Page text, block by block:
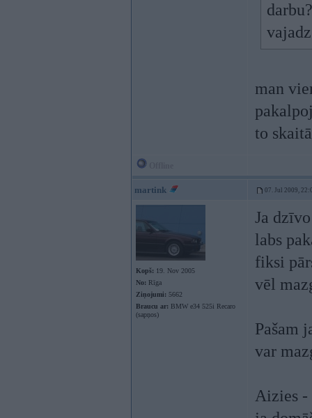
man
to skaitā
martink 07. Jul 2009,
Kopš: 19. Nov 2005
No: Rīga
Ziņojumi: 5662
Braucu ar: BMW e34 525i Recaro
(sapņos)
Ja
labs
fiksi
vēl
Pašam
var
Aizies -